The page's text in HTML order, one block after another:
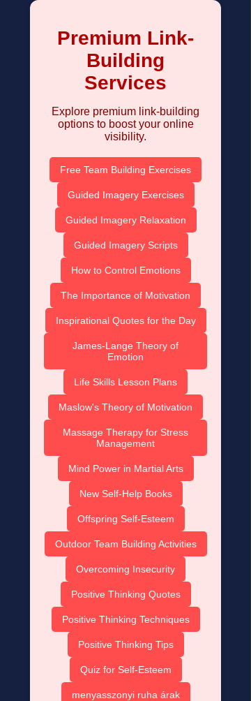
Premium Link-
Building
Services
Explore premium link-building
options to boost your online
visibility.
Free Team Building Exercises
Guided Imagery Exercises
Guided Imagery Relaxation
Guided Imagery Scripts
How to Control Emotions
The Importance of Motivation
Inspirational Quotes for the Day
James-Lange Theory of
Emotion
Life Skills Lesson Plans
Maslow's Theory of Motivation
Massage Therapy for Stress
Management
Mind Power in Martial Arts
New Self-Help Books
Offspring Self-Esteem
Outdoor Team Building Activities
Overcoming Insecurity
Positive Thinking Quotes
Positive Thinking Techniques
Positive Thinking Tips
Quiz for Self-Esteem
menyasszonyi ruha árak